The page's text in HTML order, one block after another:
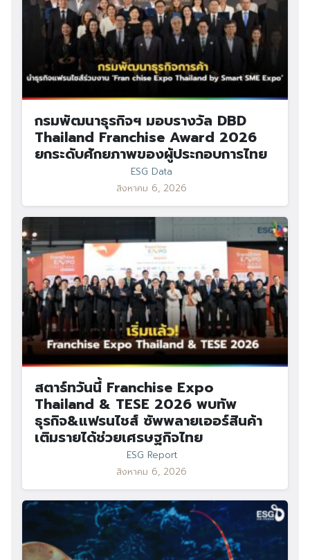
กรมพัฒนาธุรกิจฯ มอบรางวัล DBD
Thailand Franchise Award 2026
ยกระดับศักยภาพของผู้ประกอบการไทย
ESG Data
สิงหาคม 6, 2026
สตาร์ทวันนี้ Franchise Expo
Thailand & TESE 2026 พบทัพ
ธุรกิจ&แฟรนไชส์ ซัพพลายเออร์สินค้า
เติมรายได้ช่วยเศรษฐกิจไทย
ESG Report
สิงหาคม 6, 2026